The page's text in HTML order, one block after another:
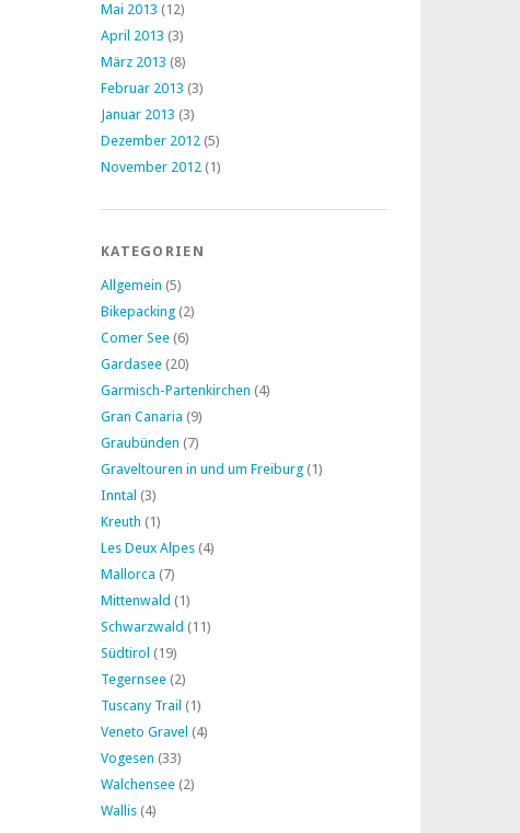
Mai 2013 (12)
April 2013 (3)
März 2013 (8)
Februar 2013 (3)
Januar 2013 (3)
Dezember 2012 (5)
November 2012 (1)
KATEGORIEN
Allgemein (5)
Bikepacking (2)
Comer See (6)
Gardasee (20)
Garmisch-Partenkirchen (4)
Gran Canaria (9)
Graubünden (7)
Graveltouren in und um Freiburg (1)
Inntal (3)
Kreuth (1)
Les Deux Alpes (4)
Mallorca (7)
Mittenwald (1)
Schwarzwald (11)
Südtirol (19)
Tegernsee (2)
Tuscany Trail (1)
Veneto Gravel (4)
Vogesen (33)
Walchensee (2)
Wallis (4)